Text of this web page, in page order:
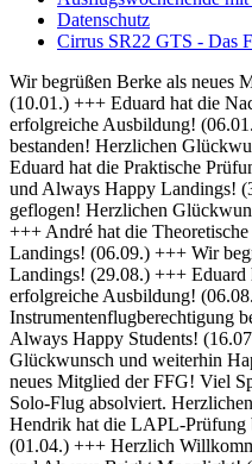
Datenschutz
Cirrus SR22 GTS - Das
Wir begrüßen Berke als neues Mitglied der FFG! Herzlich willkommen und always Happy Landings! (01.02.) +++ Herzlich Willkommen bei der FFG, Thomas! Viel Spaß und Erfolg bei deiner Ausbildung! (10.01.) +++ Eduard hat die Nachtflugberechtigung erworben! Herzlichen Glückwunsch und Always Bright Moonlight! (08.01.) +++ Wir heißen Martin als neuen Flugschüler willkommen und wünschen eine erfolgreiche Ausbildung! (06.01.) +++ Die FFG hat ein neues Mitglied und damit bald auch einen neuen Fluglehrer - Herzlich Willkommen bei uns Dominik! (04.01.) +++ Frederik hat seine IFR Prüfung bestanden! Herzlichen Glückwunsch und Always Happy Landings! (20.12.) +++ Rico hat seine BZF 1 Prüfung bestanden. Herzlichen Glückwünsch und weiterhin viel Erfolg bei der Ausbildung (16.12.) +++ Eduard hat die Praktische Prüfung für die PPL(A) bestanden! Herzlichen Glückwunsch und Always Happy Landings! (05.12.) +++ Falk hat seine Nachtflugausbildung abgeschlossen! Herzlichen Glückwunsch und Always Happy Landings! (30.11.) +++ Christian Leverenz hat sein Night Rating abgeschlossen! Herzlichen Glückwunsch und Always Happy Landings! (03.11.) +++ Rico ist seine ersten Soloplatzrunden geflogen! Herzlichen Glückwunsch und Always Happy Landings! (31.10.) +++ Richard und Eduard hat die Theoretische Prüfung bestanden! Herzlichen Glückwunsch und Always Happy Landings! (18.10.) +++ André hat die Theoretische Prüfung bestanden! Herzlichen Glückwunsch und Always Happy Landings! (20.09.) +++ Michel hat die PPL-